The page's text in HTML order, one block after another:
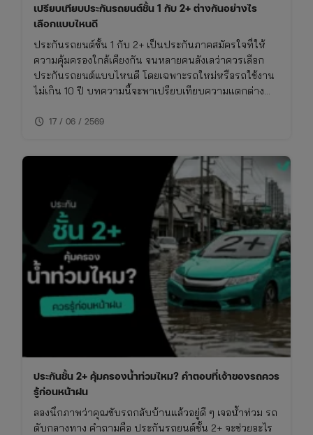
เปรียบเทียบประกันรถยนต์ชั้น 1 กับ 2+ ต่างกันอย่างไร
เลือกแบบไหนดี
ประกันรถยนต์ชั้น 1 กับ 2+ เป็นประกันภาคสมัครใจที่ให้
ความคุ้มครองใกล้เคียงกัน จนหลายคนลังเลว่าควรเลือก
ประกันรถยนต์แบบไหนดี โดยเฉพาะรถใหม่หรือรถใช้งาน
ไม่เกิน 10 ปี บทความนี้จะพาเปรียบเทียบความแตกต่าง
เทียบ ทั้งเรื่องความคุ้มครอง ค่าเบี้ย และความเหมาะสมใน
schedule 17 / 06 / 2569
ประกันชั้น 2+ คุ้มครองน้ำท่วมไหม? คำตอบที่เจ้าของรถควร
รู้ก่อนหน้าฝน
ลองนึกภาพว่าคุณขับรถกลับบ้านแล้วอยู่ดี ๆ เจอน้ำท่วม รถ
ดับกลางทาง คำถามคือ ประกันรถยนต์ชั้น 2+ จะช่วยอะไร